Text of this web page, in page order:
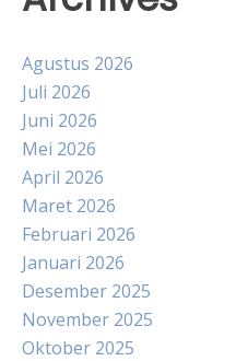
Agustus 2026
Juli 2026
Juni 2026
Mei 2026
April 2026
Maret 2026
Februari 2026
Januari 2026
Desember 2025
November 2025
Oktober 2025